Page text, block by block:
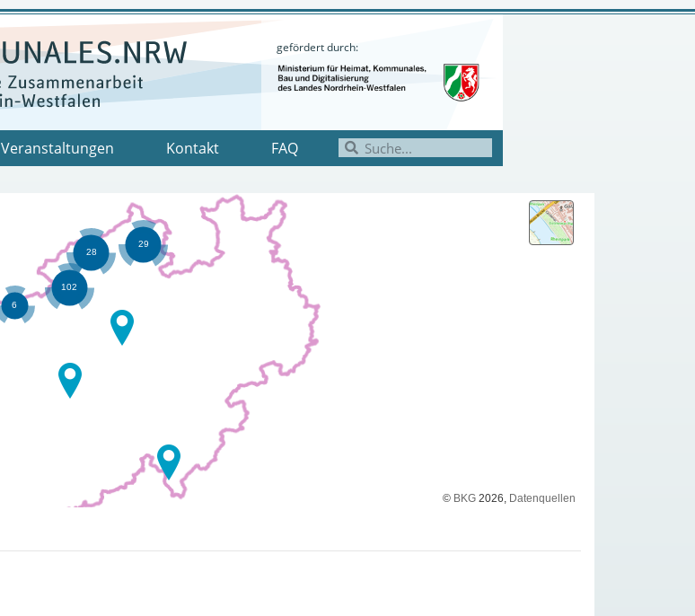
gefördert durch:
Veranstaltungen Kontakt FAQ
© BKG 2026, Datenquellen